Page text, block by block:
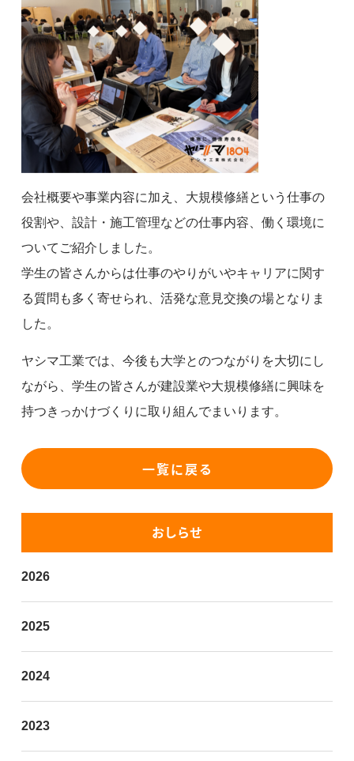
会社概要や事業内容に加え、大規模修繕という仕事の
役割や、設計・施工管理などの仕事内容、働く環境に
ついてご紹介しました。
学生の皆さんからは仕事のやりがいやキャリアに関す
る質問も多く寄せられ、活発な意見交換の場となりま
した。
ヤシマ工業では、今後も大学とのつながりを大切にし
ながら、学生の皆さんが建設業や大規模修繕に興味を
持つきっかけづくりに取り組んでまいります。
一覧に戻る
おしらせ
2026
2025
2024
2023